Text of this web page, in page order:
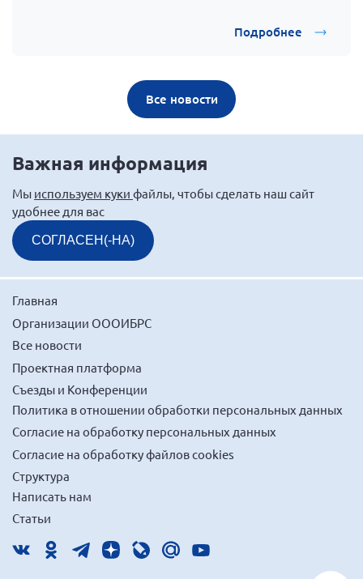
Подробнее
Все новости
Важная информация
Мы используем куки файлы, чтобы сделать наш сайт
удобнее для вас
СОГЛАСЕН(-НА)
Главная
Организации ОООИБРС
Все новости
Проектная платформа
Съезды и Конференции
Политика в отношении обработки персональных данных
Согласие на обработку персональных данных
Согласие на обработку файлов cookies
Структура
Написать нам
Статьи